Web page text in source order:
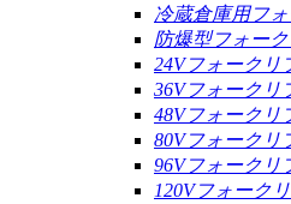
冷蔵倉庫用フ
防爆型フォー
24Vフォークリ
36Vフォークリ
48Vフォークリ
80Vフォークリ
96Vフォークリ
120Vフォーク